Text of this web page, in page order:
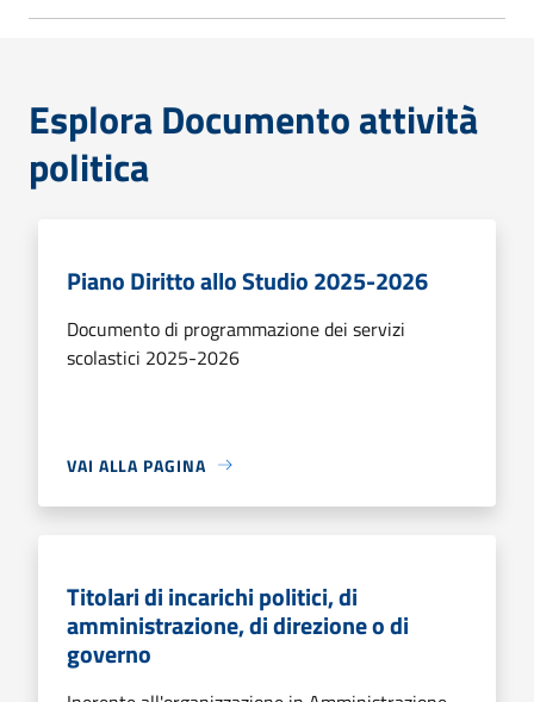
Esplora Documento attività
politica
Piano Diritto allo Studio 2025-2026
Documento di programmazione dei servizi
scolastici 2025-2026
VAI ALLA PAGINA
Titolari di incarichi politici, di
amministrazione, di direzione o di
governo